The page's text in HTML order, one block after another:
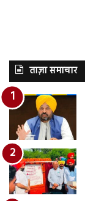
ताज़ा समाचार